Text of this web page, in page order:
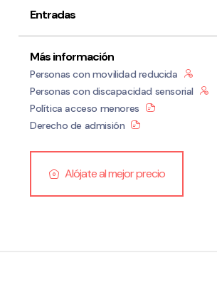
Política de privacidad y Aviso Legal
web
Entradas
Más información
Personas con movilidad reducida
Personas con discapacidad sensorial
Política acceso menores
Derecho de admisión
Alójate al mejor precio